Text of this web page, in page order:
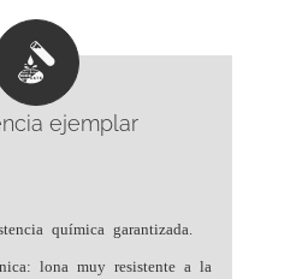
ejemplar
química garantizada.
lona muy resistente a la